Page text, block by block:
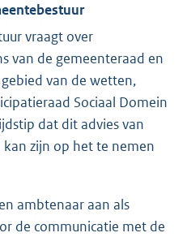
vraagt over
van de gemeenteraad en
van de wetten,
Sociaal Domein
dat dit advies van
zijn op het te nemen
ambtenaar aan als
de communicatie met de